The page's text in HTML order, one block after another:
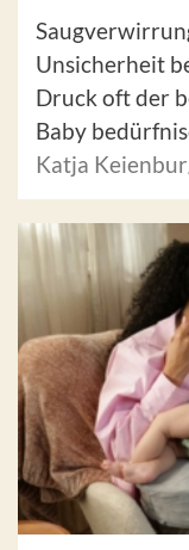
Unsicherheit
Druck oft der
Baby
Katja